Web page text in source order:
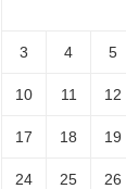
3 4 5
10 11 12
17 18 19
24 25 26